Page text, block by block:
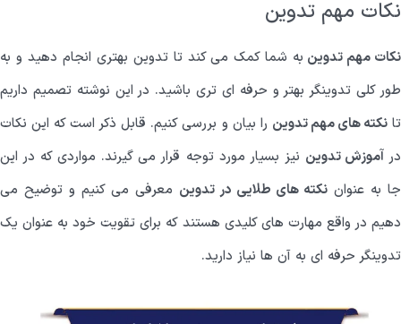
نکات مهم تدوین
نکات مهم تدوین به شما کمک می کند تا تدوین بهتری انجام دهید و به
طور کلی تدوینگر بهتر و حرفه ای تری باشید. در این نوشته تصمیم داریم
تانکته های مهم تدوین را بیان و بررسی کنیم. قابل ذکر است که این نکات
درآموزش تدوین نیز بسیار مورد توجه قرار می گیرند. مواردی که در این
جا به عنواننکته های طلایی در تدوین معرفی می کنیم و توضیح می
دهیم در واقع مهارت های کلیدی هستند که برای تقویت خود به عنوان یک
تدوینگر حرفه ای به آن ها نیاز دارید.